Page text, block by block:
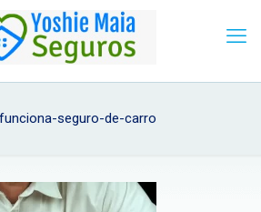
seguro-de-carro